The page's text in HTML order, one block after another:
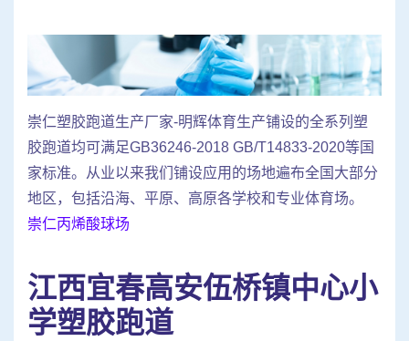
崇仁塑胶跑道生产厂家-明辉体育生产铺设的全系列塑
胶跑道均可满足GB36246-2018 GB/T14833-2020等国
家标准。从业以来我们铺设应用的场地遍布全国大部分
地区，包括沿海、平原、高原各学校和专业体育场。
崇仁丙烯酸球场
江西宜春高安伍桥镇中心小
学塑胶跑道